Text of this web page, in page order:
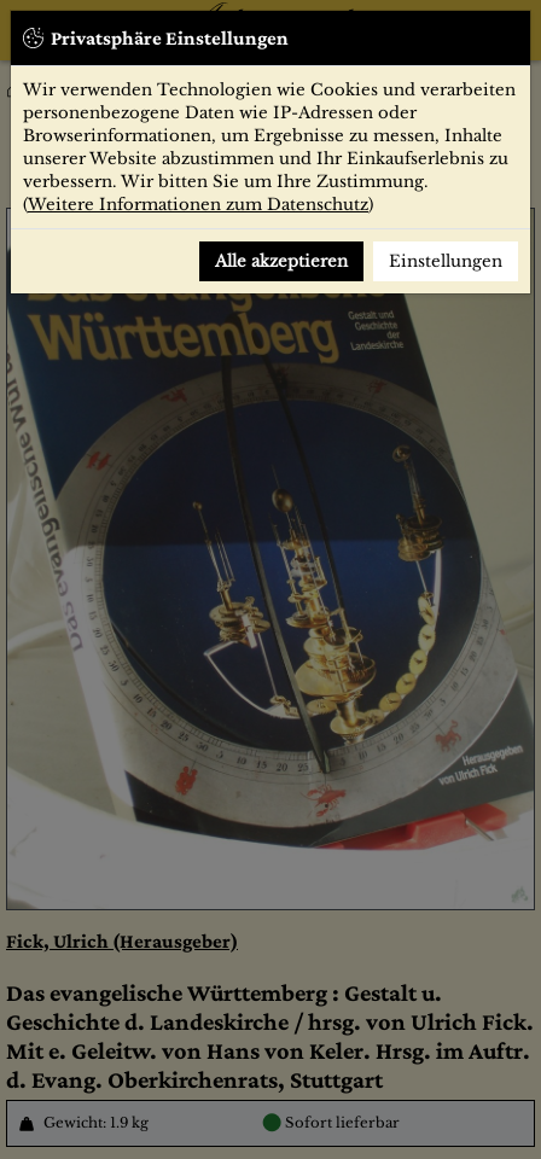
Privatsphäre Einstellungen
Wir verwenden Technologien wie Cookies und verarbeiten
personenbezogene Daten wie IP-Adressen oder
Browserinformationen, um Ergebnisse zu messen, Inhalte
unserer Website abzustimmen und Ihr Einkaufserlebnis zu
verbessern. Wir bitten Sie um Ihre Zustimmung.
(Weitere Informationen zum Datenschutz)
Alle akzeptieren Einstellungen
Sachbücher Religion
Das evangelische Württemberg : Gestalt u. Geschichte d.
Landeskirche / hrsg. von Ulrich Fick. Mit e. Geleitw. von Hans
von Keler. Hrsg. im Auftr. d. Evang. Oberkirchenrats, Stuttgart
Fick, Ulrich (Herausgeber)
Das evangelische Württemberg : Gestalt u.
Geschichte d. Landeskirche / hrsg. von Ulrich Fick.
Mit e. Geleitw. von Hans von Keler. Hrsg. im Auftr.
d. Evang. Oberkirchenrats, Stuttgart
Gewicht: 1.9 kg ● Sofort lieferbar